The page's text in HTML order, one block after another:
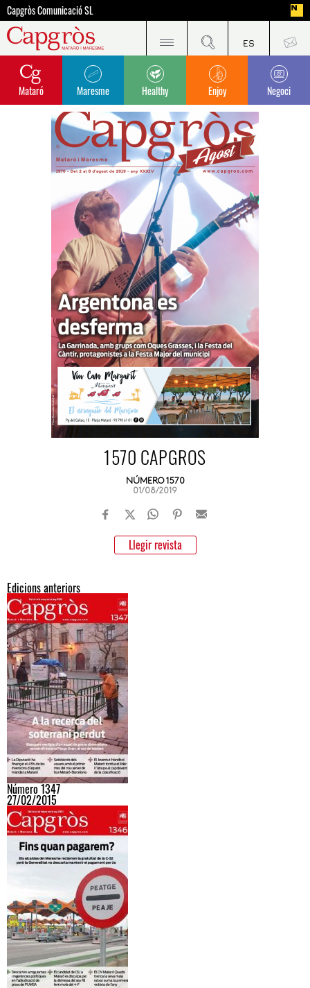
Capgròs Comunicació SL
Mataró Maresme Healthy Enjoy Negoci
1570 CAPGROS
NÚMERO 1570
01/08/2019
Llegir revista
Edicions anteriors
Número 1347
27/02/2015